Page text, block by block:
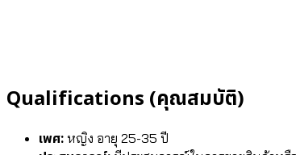
Qualifications (คุณสมบัติ)
เพศ: หญิง อายุ 25-35 ปี